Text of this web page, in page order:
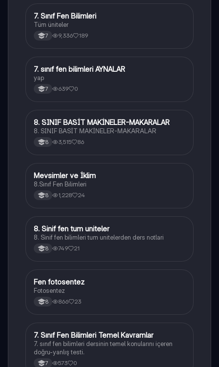
Fen Bilimleri
7. Sınıf Fen Bilimleri
Tüm üniteler
7 9,336 189
7Fen Bilimleri
7. sınıf fen bilimleri AYNALAR
yap
7 639 0
Fen Bilimleri
8. SINIF BASİT MAKİNELER-MAKARALAR
8. SINIF BASİT MAKİNELER-MAKARALAR
8 3,515 86
Fen Bilimleri
Mevsimler ve İklim
8.Sınıf Fen Bilimleri
8 1,228 24
Fen Bilimleri
8. Sinif fen tum uniteler
8. Sinif fen bilimleri tum unitelerden ders notlari
8 749 21
Fen Bilimleri
Fen fotosentez
Fotosentez
8 866 23
7Fen Bilimleri
7. Sınıf Fen Bilimleri Temel Kavramlar
7. sınıf fen bilimleri dersinin temel konularını içeren
doğru-yanlış testi.
7 573 0